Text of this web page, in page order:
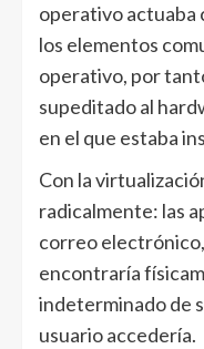
operativo actuaba
los elementos
operativo, por
supeditado al
en el que estaba
Con la
radicalmente: las
correo
encontraría
indeterminado de
usuario accedería.